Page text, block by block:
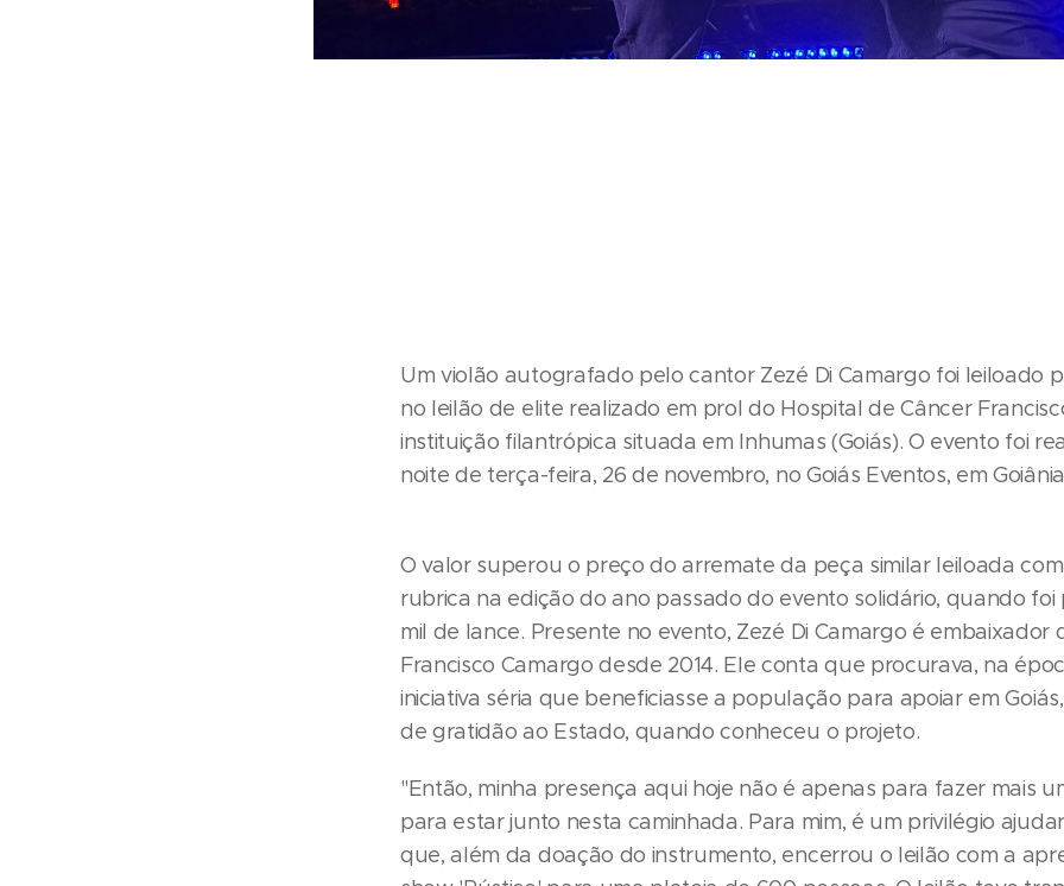
Um violão autografado pelo cantor Zezé Di Camargo foi leiloado
no leilão de elite realizado em prol do Hospital de Câncer
instituição filantrópica situada em Inhumas (Goiás). O evento foi
noite de terça-feira, 26 de novembro, no Goiás Eventos, em
O valor superou o preço do arremate da peça similar leiloada
rubrica na edição do ano passado do evento solidário, quando foi
mil de lance. Presente no evento, Zezé Di Camargo é embaixador
Francisco Camargo desde 2014. Ele conta que procurava, na
iniciativa séria que beneficiasse a população para apoiar em
de gratidão ao Estado, quando conheceu o projeto.
"Então, minha presença aqui hoje não é apenas para fazer mais
para estar junto nesta caminhada. Para mim, é um privilégio
que, além da doação do instrumento, encerrou o leilão com a